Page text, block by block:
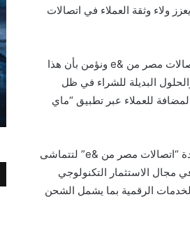
ولاء وثقة العملاء في اتصالات
مصر من e& ونؤمن بأن هذا
البديلة للشراء في ظل
للعملاء عبر تطبيق “ماي
“اتصالات مصر من &e” لتتماشى
مجال الاستثمار التكنولوجي
الرقمية بما يشمل الشحن